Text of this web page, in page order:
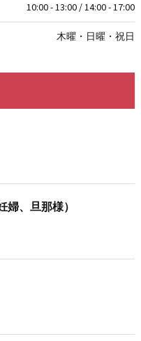
10:00 - 13:00 / 14:00 - 17:00
木曜・日曜・祝日
、旦那様）